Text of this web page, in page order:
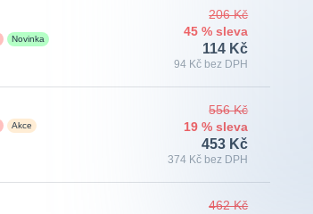
Novinka
206 Kč
45 % sleva
114 Kč
94 Kč bez DPH
Akce
556 Kč
19 % sleva
453 Kč
374 Kč bez DPH
462 Kč